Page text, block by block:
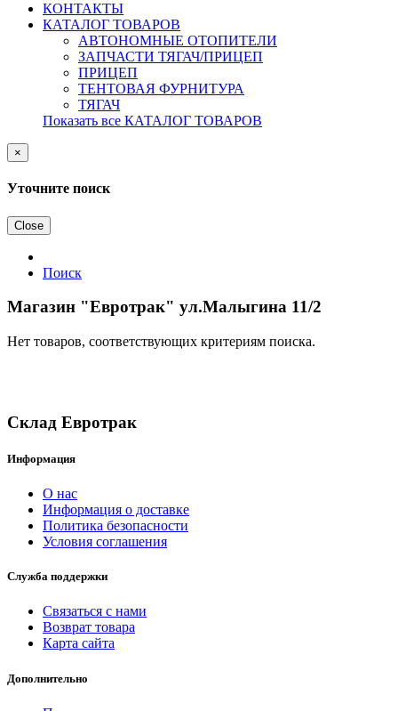
КОНТАКТЫ
КАТАЛОГ ТОВАРОВ
АВТОНОМНЫЕ ОТОПИТЕЛИ
ЗАПЧАСТИ ТЯГАЧ/ПРИЦЕП
ПРИЦЕП
ТЕНТОВАЯ ФУРНИТУРА
ТЯГАЧ
Показать все КАТАЛОГ ТОВАРОВ
×
Уточните поиск
Close
Поиск
Магазин "Евротрак" ул.Малыгина 11/2
Нет товаров, соответствующих критериям поиска.
Склад Евротрак
Информация
О нас
Информация о доставке
Политика безопасности
Условия соглашения
Служба поддержки
Связаться с нами
Возврат товара
Карта сайта
Дополнительно